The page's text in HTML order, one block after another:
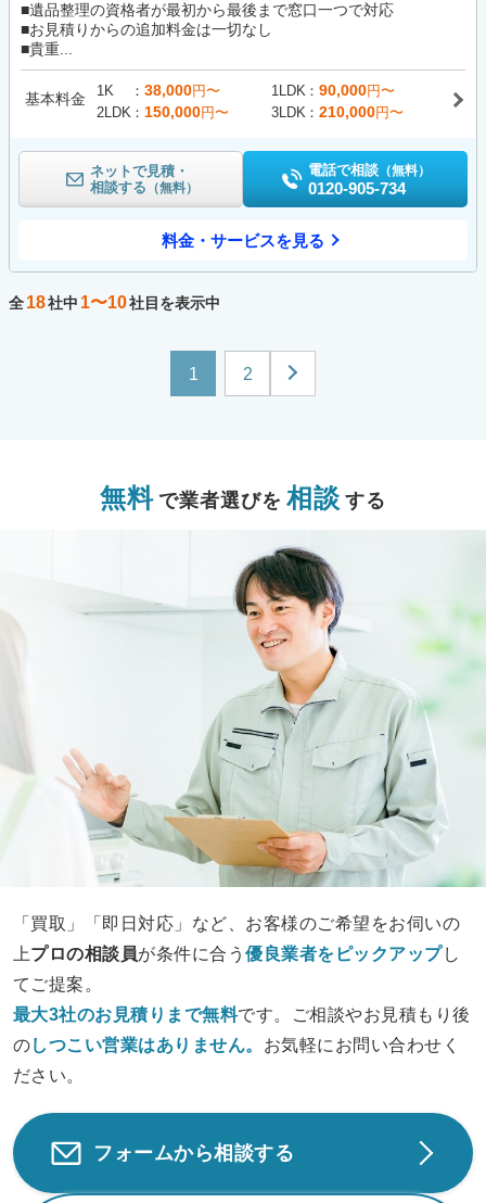
■遺品整理の資格者が最初から最後まで窓口一つで対応
■お見積りからの追加料金は一切なし
■貴重...
基本料金 1K 38,000円〜 1LDK 90,000円〜
2LDK
150,000円〜 3LDK 210,000円〜
ネットで見積・
相談する （無料）
電話で相談 （無料）
0120-905-734
料金・サービスを見る
全18社中 1〜10社目を表示中
1 2
無料 で業者選びを 相談 する
「買取」「即日対応」など、お客様のご希望をお伺いの
上プロの相談員が条件に合う優良業者をピックアップし
てご提案。
最大3社のお見積りまで無料です。ご相談やお見積もり後
のしつこい営業はありません。 お気軽にお問い合わせく
ださい。
フォームから相談する